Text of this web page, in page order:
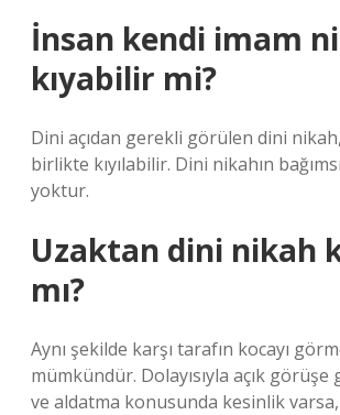
İnsan kendi imam
kıyabilir mi?
Dini açıdan gerekli görülen dini
birlikte kıyılabilir. Dini nikahın
yoktur.
Uzaktan dini nikah
mı?
Aynı şekilde karşı tarafın kocayı
mümkündür. Dolayısıyla açık görüşe
ve aldatma konusunda kesinlik varsa,